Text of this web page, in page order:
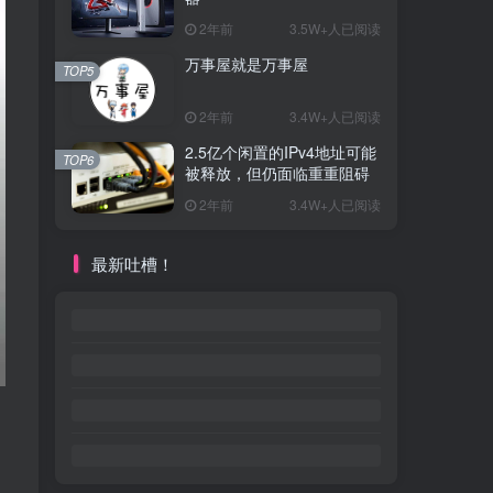
2年前 3.5W+人已阅读
万事屋就是万事屋
2年前 3.4W+人已阅读
TOP5
2.5亿个闲置的IPv4地址可能
被释放，但仍面临重重阻碍
2年前 3.4W+人已阅读
TOP6
最新吐槽！